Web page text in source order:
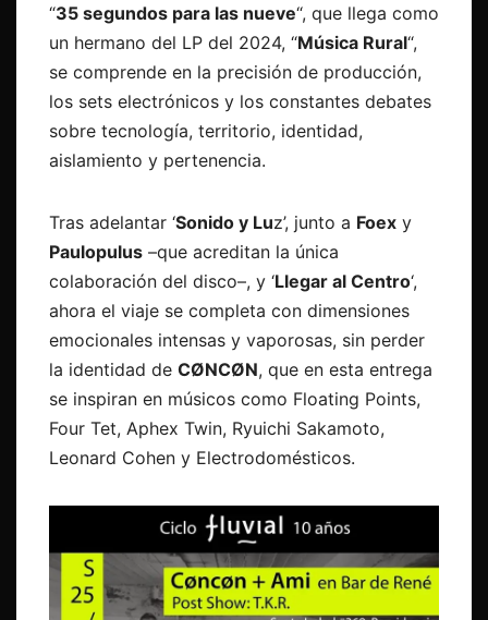
“35 segundos para las nueve“, que llega como
un hermano del LP del 2024, “Música Rural“,
se comprende en la precisión de producción,
los sets electrónicos y los constantes debates
sobre tecnología, territorio, identidad,
aislamiento y pertenencia.
Tras adelantar ‘Sonido y Luz’, junto a Foex y
Paulopulus –que acreditan la única
colaboración del disco–, y ‘Llegar al Centro‘,
ahora el viaje se completa con dimensiones
emocionales intensas y vaporosas, sin perder
la identidad de CØNCØN, que en esta entrega
se inspiran en músicos como Floating Points,
Four Tet, Aphex Twin, Ryuichi Sakamoto,
Leonard Cohen y Electrodomésticos.